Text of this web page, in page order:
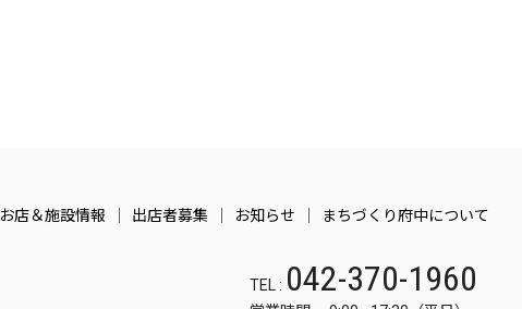
お店＆施設情報 出店者募集 お知らせ まちづくり府中について
TEL : 042-370-1960